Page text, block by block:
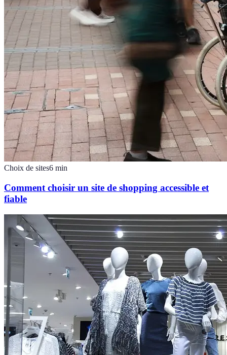
Choix de sites6 min
Comment choisir un site de shopping accessible et
fiable